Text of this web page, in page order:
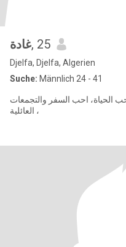
غادة, 25
Djelfa, Djelfa, Algerien
Suche: Männlich 24 - 41
الحياة، احب السفر والتجمعات
العائلية ،